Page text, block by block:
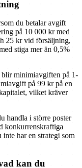
du betalar avgift
på 10 000 kr med
25 kr vid försäljning,
stiga mer än 0,5%
minimiavgiften på 1-
på 99 kr på en
vilket kräver
handla i större poster
konkurrenskraftiga
har en strategi som
kan du